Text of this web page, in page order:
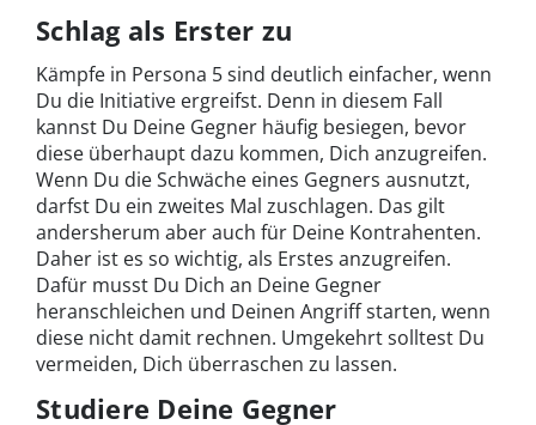
Schlag als Erster zu
Kämpfe in Persona 5 sind deutlich einfacher, wenn
Du die Initiative ergreifst. Denn in diesem Fall
kannst Du Deine Gegner häufig besiegen, bevor
diese überhaupt dazu kommen, Dich anzugreifen.
Wenn Du die Schwäche eines Gegners ausnutzt,
darfst Du ein zweites Mal zuschlagen. Das gilt
andersherum aber auch für Deine Kontrahenten.
Daher ist es so wichtig, als Erstes anzugreifen.
Dafür musst Du Dich an Deine Gegner
heranschleichen und Deinen Angriff starten, wenn
diese nicht damit rechnen. Umgekehrt solltest Du
vermeiden, Dich überraschen zu lassen.
Studiere Deine Gegner